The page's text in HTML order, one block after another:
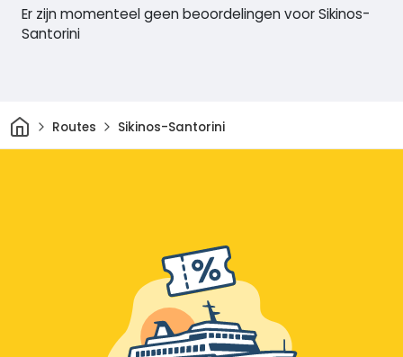
Er zijn momenteel geen beoordelingen voor Sikinos-
Santorini
ThuisRoutes Sikinos-Santorini